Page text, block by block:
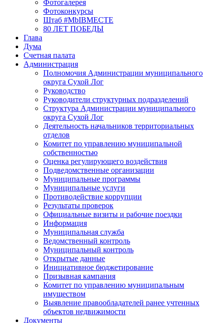
Фотогалерея
Фотоконкурсы
Штаб #MbIBMECTE
80 ЛЕТ ПОБЕДЫ
Глава
Дума
Счетная палата
Администрация
Полномочия Администрации муниципального
округа Сухой Лог
Руководство
Руководители структурных подразделений
Структура Администрации муниципального
округа Сухой Лог
Деятельность начальников территориальных
отделов
Комитет по управлению муниципальной
собственностью
Оценка регулирующего воздействия
Подведомственные организации
Муниципальные программы
Муниципальные услуги
Противодействие коррупции
Результаты проверок
Официальные визиты и рабочие поездки
Информация
Муниципальная служба
Ведомственный контроль
Муниципальный контроль
Открытые данные
Инициативное бюджетирование
Призывная кампания
Комитет по управлению муниципальным
имуществом
Выявление правообладателей ранее учтенных
объектов недвижимости
Документы